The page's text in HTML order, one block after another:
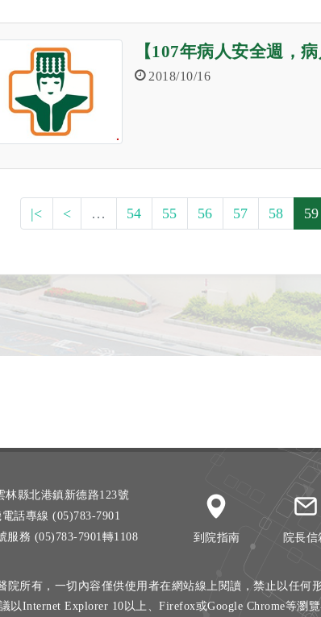
【107年病人安全週，
2018/10/16
|< < … 54 55 56 57 58 59
林縣北港鎮新德路123號
話專線 (05)783-7901
服務 (05)783-7901轉1108
到院指南 院長信
院所有，一切內容僅供使用者在網站線上閱讀，禁止以任何
以Internet Explorer 10以上、Firefox或Google Chrome等瀏覽